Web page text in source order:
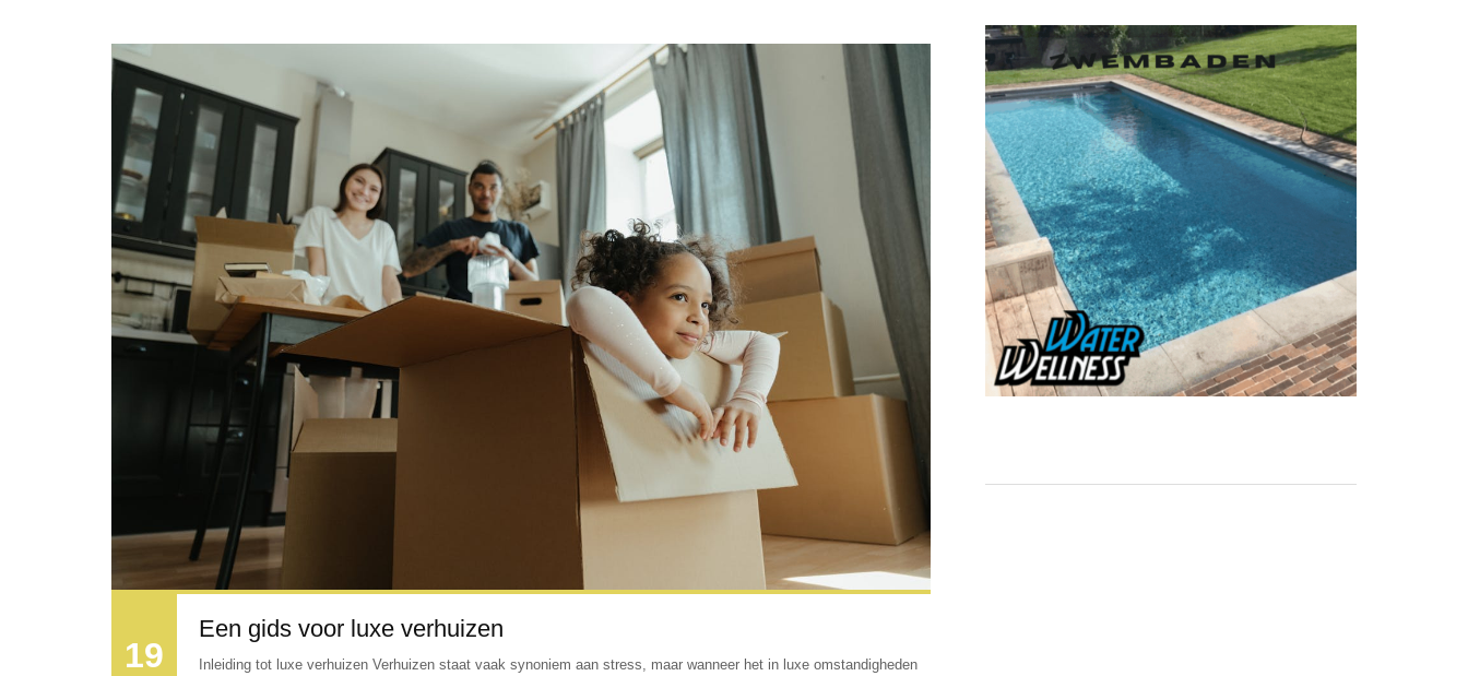
19
Een gids voor luxe verhuizen
Inleiding tot luxe verhuizen Verhuizen staat vaak synoniem aan stress, maar wanneer het in luxe omstandigheden